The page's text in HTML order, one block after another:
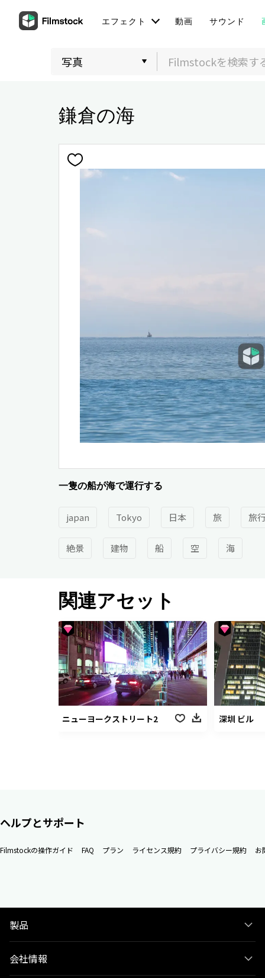
エフェクト 動画 サウンド
鎌倉の海
一隻の船が海で運行する
japan Tokyo 日本 旅 旅
絶景 建物 船 空 海
関連アセット
ニューヨークストリート2 深圳 ビル
ヘルプとサポート
Filmstockの操作ガイド FAQ プラン ライセンス規約 プライバシー規約 お
製品
会社情報